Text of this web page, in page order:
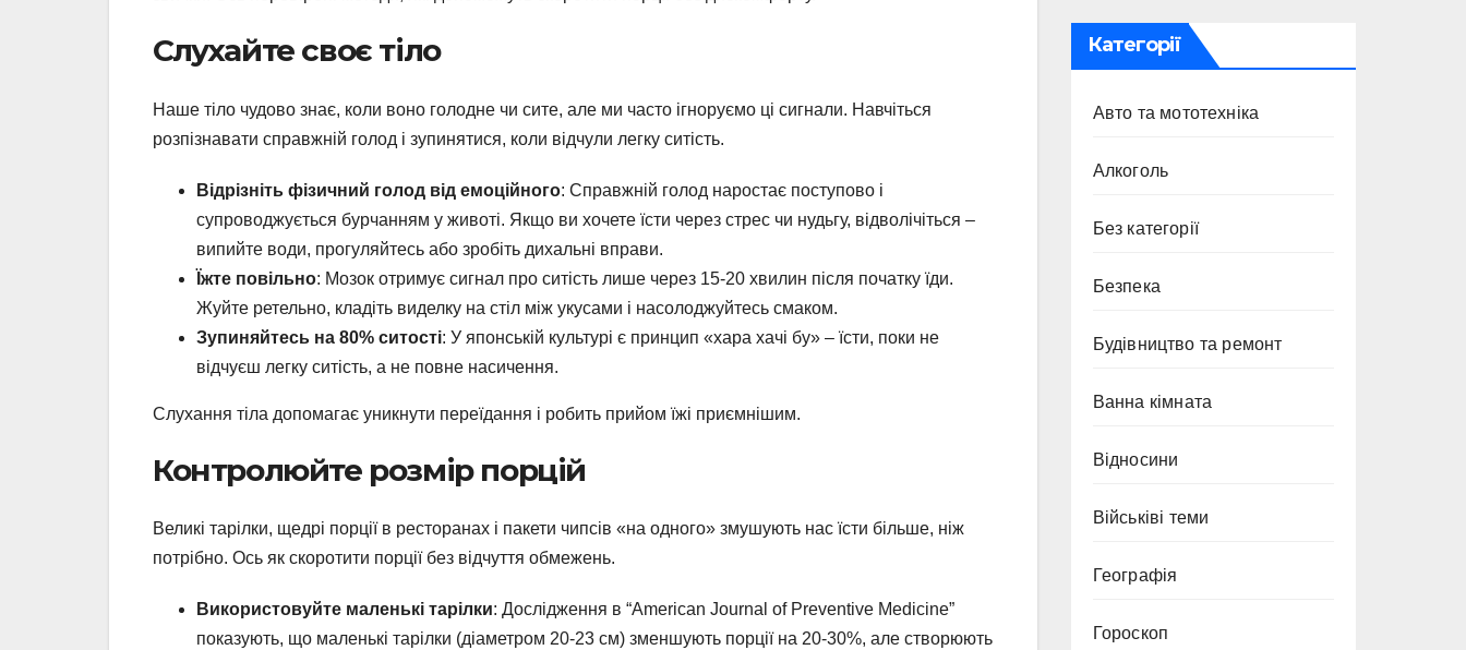
Слухайте своє тіло
Наше тіло чудово знає, коли воно голодне чи сите, але ми часто ігноруємо ці сигнали. Навчіться
розпізнавати справжній голод і зупинятися, коли відчули легку ситість.
Відрізніть фізичний голод від емоційного: Справжній голод наростає поступово і
супроводжується бурчанням у животі. Якщо ви хочете їсти через стрес чи нудьгу, відволічіться –
випийте води, прогуляйтесь або зробіть дихальні вправи.
Їжте повільно: Мозок отримує сигнал про ситість лише через 15-20 хвилин після початку їди.
Жуйте ретельно, кладіть виделку на стіл між укусами і насолоджуйтесь смаком.
Зупиняйтесь на 80% ситості: У японській культурі є принцип «хара хачі бу» – їсти, поки не
відчуєш легку ситість, а не повне насичення.
Слухання тіла допомагає уникнути переїдання і робить прийом їжі приємнішим.
Контролюйте розмір порцій
Великі тарілки, щедрі порції в ресторанах і пакети чипсів «на одного» змушують нас їсти більше, ніж
потрібно. Ось як скоротити порції без відчуття обмежень.
Використовуйте маленькі тарілки: Дослідження в “American Journal of Preventive Medicine”
показують, що маленькі тарілки (діаметром 20-23 см) зменшують порції на 20-30%, але створюють
Категорії
Авто та мототехніка
Алкоголь
Без категорії
Безпека
Будівництво та ремонт
Ванна кімната
Відносини
Військіві теми
Географія
Гороскоп